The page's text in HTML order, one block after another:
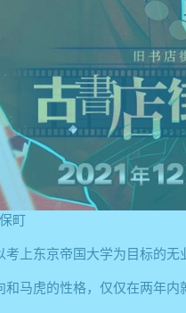
町
考上东京帝国大学为目标的无
和马虎的性格，仅仅在两年内